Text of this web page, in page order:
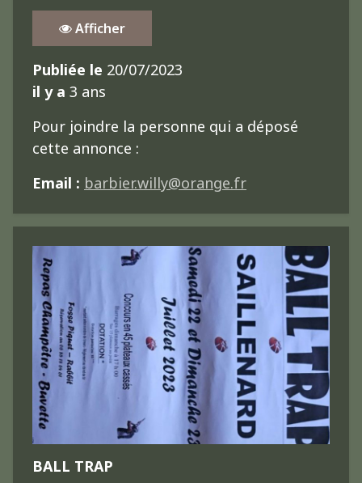
Afficher
Publiée le 20/07/2023
il y a 3 ans
Pour joindre la personne qui a déposé
cette annonce :
Email : barbier.willy@orange.fr
BALL TRAP